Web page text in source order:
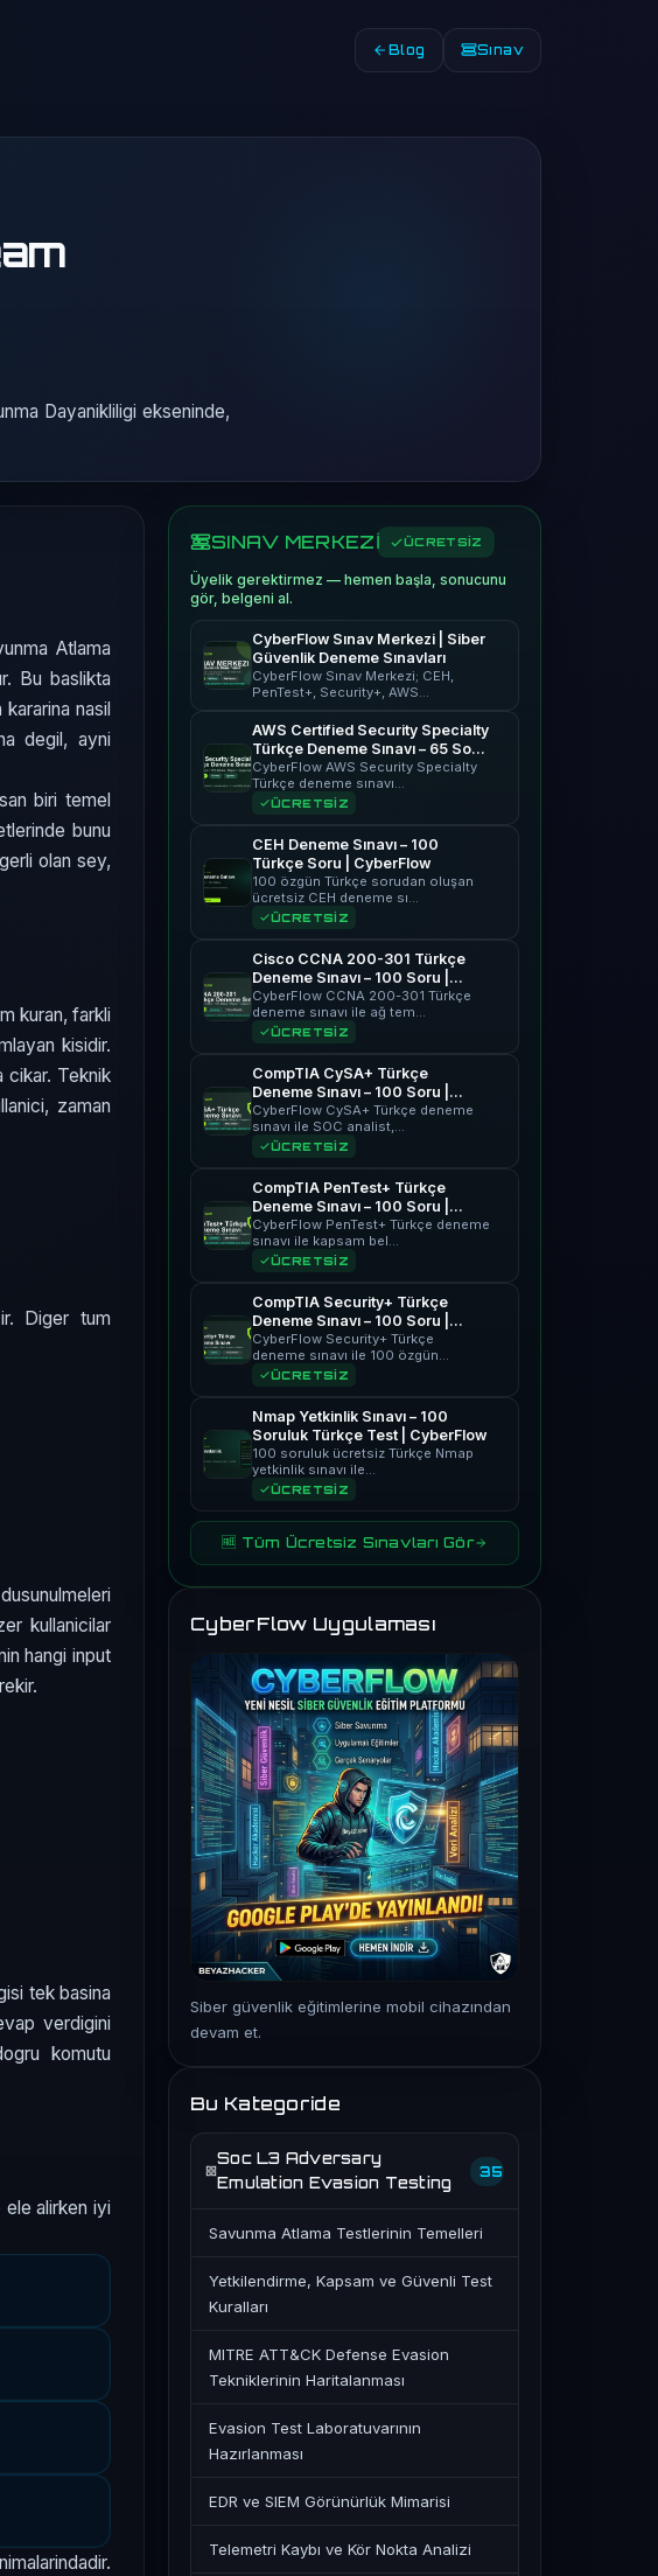
Blog Sınav
Dayanikliligi ekseninde,
Atlama
Bu baslikta
nasil
degil, ayni
biri temel
bunu
olan sey,
kuran, farkli
kisidir.
cikar. Teknik
zaman
Diger tum
kullanicilar
hangi input
tek basina
verdigini
komutu
alirken iyi
SINAV MERKEZİ ÜCRETSİZ
Üyelik gerektirmez — hemen başla, sonucunu
gör, belgeni al.
CyberFlow Sınav Merkezi | Siber
Güvenlik Deneme Sınavları
CyberFlow Sınav Merkezi; CEH,
PenTest+, Security+, AWS…
AWS Certified Security Specialty
Türkçe Deneme Sınavı – 65 Soru
| CyberFlow
CyberFlow AWS Security Specialty
Türkçe deneme sınavı…
ÜCRETSİZ
CEH Deneme Sınavı – 100
Türkçe Soru | CyberFlow
100 özgün Türkçe sorudan oluşan
ücretsiz CEH deneme sı…
ÜCRETSİZ
Cisco CCNA 200-301 Türkçe
Deneme Sınavı – 100 Soru |
CyberFlow
CyberFlow CCNA 200-301 Türkçe
deneme sınavı ile ağ tem…
ÜCRETSİZ
CompTIA CySA+ Türkçe
Deneme Sınavı – 100 Soru |
CyberFlow
CyberFlow CySA+ Türkçe deneme
sınavı ile SOC analist,…
ÜCRETSİZ
CompTIA PenTest+ Türkçe
Deneme Sınavı – 100 Soru |
CyberFlow
CyberFlow PenTest+ Türkçe deneme
sınavı ile kapsam bel…
ÜCRETSİZ
CompTIA Security+ Türkçe
Deneme Sınavı – 100 Soru |
CyberFlow
CyberFlow Security+ Türkçe
deneme sınavı ile 100 özgün…
ÜCRETSİZ
Nmap Yetkinlik Sınavı – 100
Soruluk Türkçe Test | CyberFlow
100 soruluk ücretsiz Türkçe Nmap
yetkinlik sınavı ile…
ÜCRETSİZ
🆓 Tüm Ücretsiz Sınavları Gör
CyberFlow Uygulaması
Siber güvenlik eğitimlerine mobil cihazından
devam et.
Bu Kategoride
Soc L3 Adversary
Emulation Evasion Testing
35
Savunma Atlama Testlerinin Temelleri
Yetkilendirme, Kapsam ve Güvenli Test
Kuralları
MITRE ATT&CK Defense Evasion
Tekniklerinin Haritalanması
Evasion Test Laboratuvarının
Hazırlanması
EDR ve SIEM Görünürlük Mimarisi
Telemetri Kaybı ve Kör Nokta Analizi